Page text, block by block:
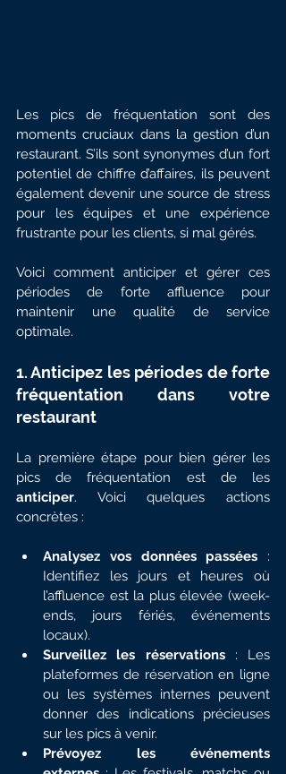
Les pics de fréquentation sont des
moments cruciaux dans la gestion d’un
restaurant. S’ils sont synonymes d’un fort
potentiel de chiffre d’affaires, ils peuvent
également devenir une source de stress
pour les équipes et une expérience
frustrante pour les clients, si mal gérés.
Voici comment anticiper et gérer ces
périodes de forte affluence pour
maintenir une qualité de service
optimale.
1. Anticipez les périodes de forte
fréquentation dans votre
restaurant
La première étape pour bien gérer les
anticiper. Voici quelques actions
concrètes :
Analysez vos données passées :
Identifiez les jours et heures où
l’affluence est la plus élevée (week-
ends, jours fériés, événements
locaux).
Surveillez les réservations : Les
plateformes de réservation en ligne
ou les systèmes internes peuvent
donner des indications précieuses
sur les pics à venir.
Prévoyez les événements